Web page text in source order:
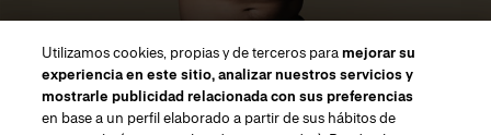
DESCUBRIR MÁS
Utilizamos cookies, propias y de terceros paramejorar su
experiencia en este sitio, analizar nuestros servicios y
mostrarle publicidad relacionada con sus preferencias
en base a un perfil elaborado a partir de sus hábitos de